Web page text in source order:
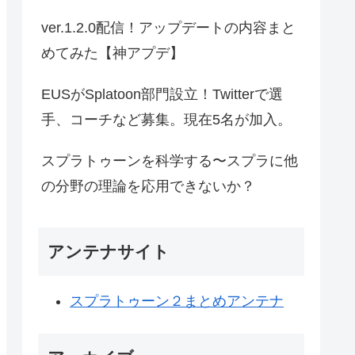
ver.1.2.0配信！アップデートの内容まと
めてみた【神アプデ】
EUSがSplatoon部門設立！Twitterで選
手、コーチなど募集。現在5名が加入。
スプラトゥーンを科学する〜スプラに他
の分野の理論を応用できないか？
アンテナサイト
スプラトゥーン２まとめアンテナ